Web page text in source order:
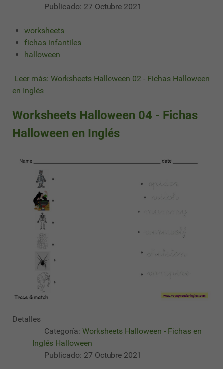
Publicado: 27 Octubre 2021
worksheets
fichas infantiles
halloween
Leer más: Worksheets Halloween 02 - Fichas Halloween
en Inglés
Worksheets Halloween 04 - Fichas
Halloween en Inglés
Detalles
Categoría: Worksheets Halloween - Fichas en
Inglés Halloween
Publicado: 27 Octubre 2021